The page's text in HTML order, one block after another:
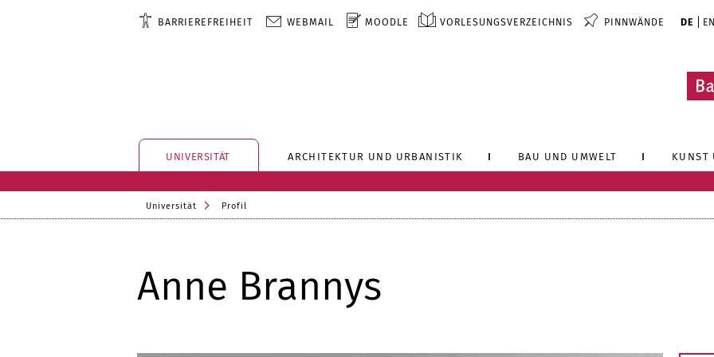
BARRIEREFREIHEIT WEBMAIL MOODLE VORLESUNGSVERZEICHNIS PINNWÄNDE DE EN
UNIVERSITÄT ARCHITEKTUR UND URBANISTIK BAU UND UMWELT KUNST
Universität Profil
Anne Brannys